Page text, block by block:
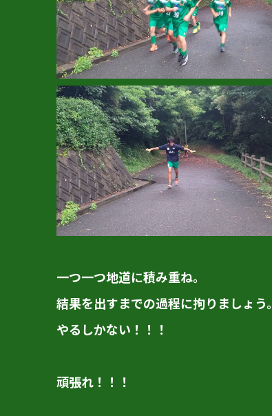
一つ一つ地道に積み重ね。
結果を出すまでの過程に拘りましょう。
やるしかない！！！
頑張れ！！！